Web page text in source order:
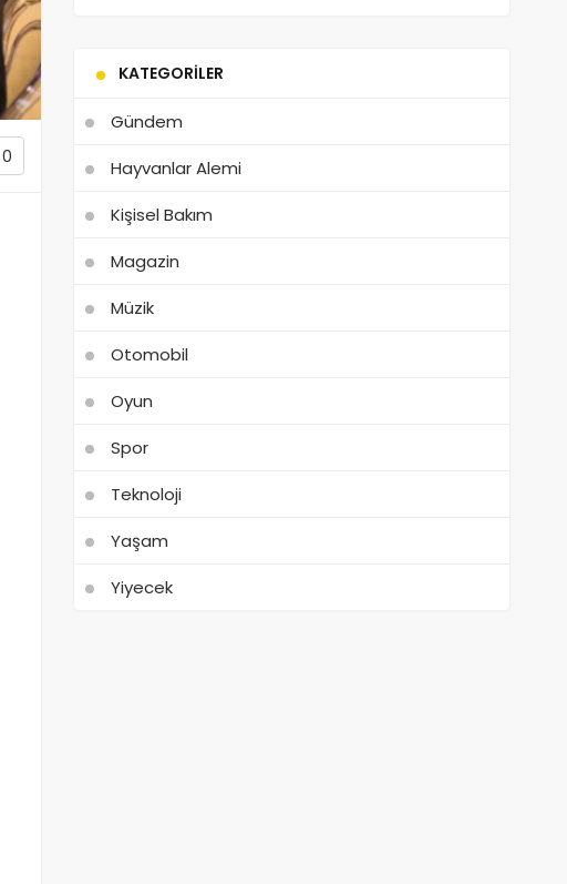
0
KATEGORILER
Gündem
Hayvanlar Alemi
Kişisel Bakım
Magazin
Müzik
Otomobil
Oyun
Spor
Teknoloji
Yaşam
Yiyecek